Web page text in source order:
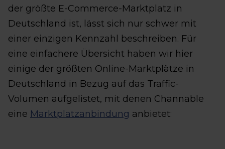
der größte E-Commerce-Marktplatz in
Deutschland ist, lässt sich nur schwer mit
einer einzigen Kennzahl beschreiben. Für
eine einfachere Übersicht haben wir hier
einige der größten Online-Marktplätze in
Deutschland in Bezug auf das Traffic-
Volumen aufgelistet, mit denen Channable
eine Marktplatzanbindung anbietet: